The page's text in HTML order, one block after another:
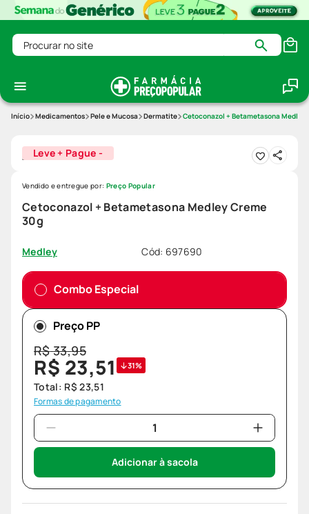
Procurar no site
Medicamentos Pele e Mucosa Dermatite Cetoconazol + Betametasona Medley
Leve + Pague -
Cetoconazol + Betametasona Medley Creme
30g
Medley Cód: 697690
Vendido e entregue por: Preço Popular
Combo Especial
Preço PP
R$33,95
R$ 23,51 31%
Total: R$ 23,51
Formas de pagamento
Adicionar à sacola